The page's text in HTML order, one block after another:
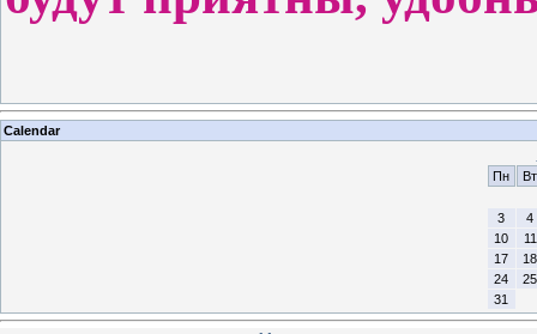
Calendar
Пн
Вт
3
4
10
11
17
18
24
25
31